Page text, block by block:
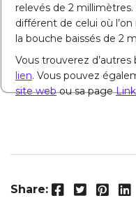
relevés de 2
différent de celui où
la bouche baissés de 2
Vous trouverez
lien. Vous pouvez
site webou sa page
Share: Facebook
Twitter